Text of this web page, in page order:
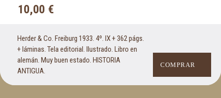
10,00 €
Herder & Co. Freiburg 1933. 4º. IX + 362 págs.
+ láminas. Tela editorial. Ilustrado. Libro en
alemán. Muy buen estado. HISTORIA
ANTIGUA.
COMPRAR